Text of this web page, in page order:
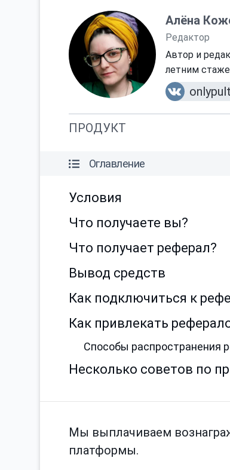
Алёна
Редактор
Автор и
летним
onlypult
ПРОДУКТ
Оглавление
Условия
Что получаете вы?
Что получает реферал?
Вывод средств
Как подключиться к
Как привлекать
Способы распространения
Несколько советов по
Мы выплачиваем
платформы.